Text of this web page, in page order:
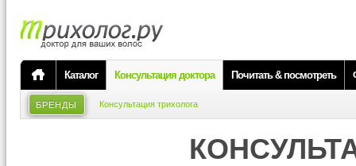
Каталог Консультация доктора Почитать & посмотреть
БРЕНДЫ Консультация трихолога